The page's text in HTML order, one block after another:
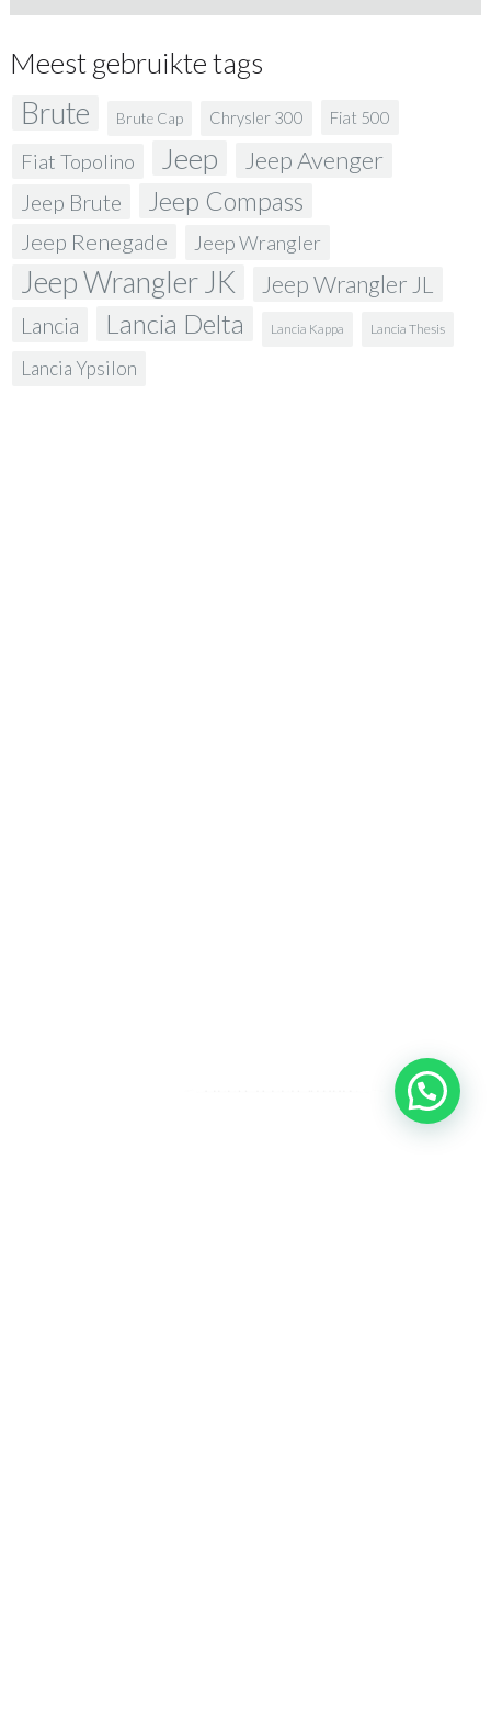
Meest gebruikte tags
Brute Brute Cap Chrysler 300 Fiat 500
Fiat Topolino Jeep Jeep Avenger
Jeep Brute Jeep Compass
Jeep Renegade Jeep Wrangler
Jeep Wrangler JK Jeep Wrangler JL
Lancia Lancia Delta Lancia Kappa Lancia Thesis
Lancia Ypsilon